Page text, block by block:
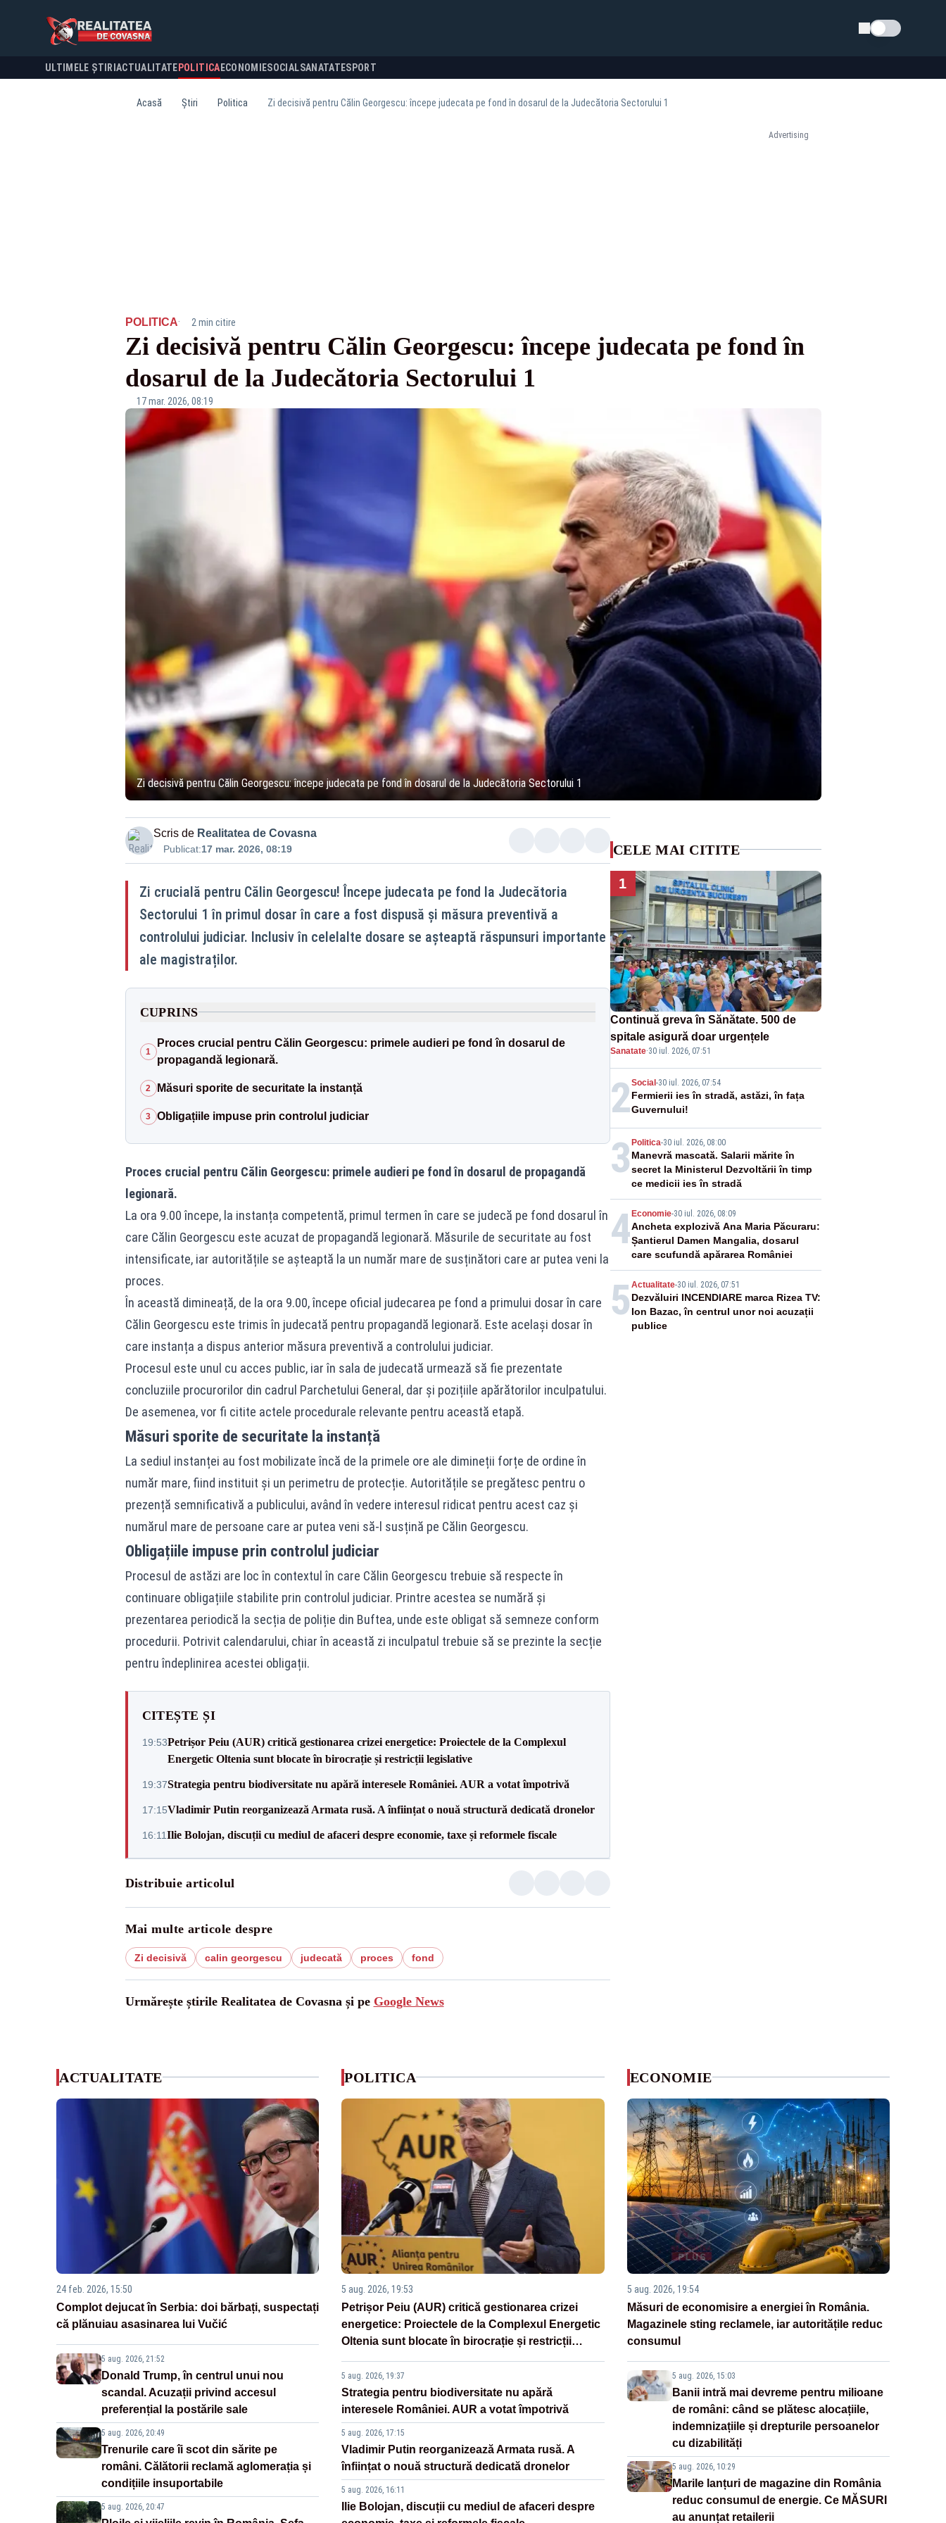
Schimba tema
ULTIMELE ȘTIRI ACTUALITATE POLITICA ECONOMIESOCIALSANATATESPORT
Acasă Știri Politica Zi decisivă pentru Călin Georgescu: începe judecata pe fond în dosarul de la Judecătoria Sectorului 1
Advertising
POLITICA· 2 min citire
Zi decisivă pentru Călin Georgescu: începe judecata pe fond în
dosarul de la Judecătoria Sectorului 1
17 mar. 2026, 08:19
Zi decisivă pentru Călin Georgescu: începe judecata pe fond în dosarul de la Judecătoria Sectorului 1
Scris de Realitatea de Covasna
Publicat:17 mar. 2026, 08:19
Zi crucială pentru Călin Georgescu! Începe judecata pe fond la Judecătoria
Sectorului 1 în primul dosar în care a fost dispusă și măsura preventivă a
controlului judiciar. Inclusiv în celelalte dosare se așteaptă răspunsuri importante
ale magistraților.
CUPRINS
1
Proces crucial pentru Călin Georgescu: primele audieri pe fond în dosarul de
propagandă legionară.
2 Măsuri sporite de securitate la instanță
3 Obligațiile impuse prin controlul judiciar
Proces crucial pentru Călin Georgescu: primele audieri pe fond în dosarul de propagandă
legionară.
La ora 9.00 începe, la instanța competentă, primul termen în care se judecă pe fond dosarul în
care Călin Georgescu este acuzat de propagandă legionară. Măsurile de securitate au fost
intensificate, iar autoritățile se așteaptă la un număr mare de susținători care ar putea veni la
proces.
În această dimineață, de la ora 9.00, începe oficial judecarea pe fond a primului dosar în care
Călin Georgescu este trimis în judecată pentru propagandă legionară. Este același dosar în
care instanța a dispus anterior măsura preventivă a controlului judiciar.
Procesul este unul cu acces public, iar în sala de judecată urmează să fie prezentate
concluziile procurorilor din cadrul Parchetului General, dar și pozițiile apărătorilor inculpatului.
De asemenea, vor fi citite actele procedurale relevante pentru această etapă.
Măsuri sporite de securitate la instanță
La sediul instanței au fost mobilizate încă de la primele ore ale dimineții forțe de ordine în
număr mare, fiind instituit și un perimetru de protecție. Autoritățile se pregătesc pentru o
prezență semnificativă a publicului, având în vedere interesul ridicat pentru acest caz și
numărul mare de persoane care ar putea veni să-l susțină pe Călin Georgescu.
Obligațiile impuse prin controlul judiciar
Procesul de astăzi are loc în contextul în care Călin Georgescu trebuie să respecte în
continuare obligațiile stabilite prin controlul judiciar. Printre acestea se numără și
prezentarea periodică la secția de poliție din Buftea, unde este obligat să semneze conform
procedurii. Potrivit calendarului, chiar în această zi inculpatul trebuie să se prezinte la secție
pentru îndeplinirea acestei obligații.
CITEȘTE ȘI
19:53Petrișor Peiu (AUR) critică gestionarea crizei energetice: Proiectele de la Complexul
Energetic Oltenia sunt blocate în birocrație și restricții legislative
19:37Strategia pentru biodiversitate nu apără interesele României. AUR a votat împotrivă
17:15Vladimir Putin reorganizează Armata rusă. A înființat o nouă structură dedicată dronelor
16:11Ilie Bolojan, discuții cu mediul de afaceri despre economie, taxe și reformele fiscale
Distribuie articolul
Mai multe articole despre
Zi decisivă calin georgescu judecată proces fond
Urmărește știrile Realitatea de Covasna și pe Google News
CELE MAI CITITE
1
Continuă greva în Sănătate. 500 de
spitale asigură doar urgențele
Sanatate·30 iul. 2026, 07:51
2Social-30 iul. 2026, 07:54
Fermierii ies în stradă, astăzi, în fața
Guvernului!
3 Politica-30 iul. 2026, 08:00
Manevră mascată. Salarii mărite în
secret la Ministerul Dezvoltării în timp
ce medicii ies în stradă
4Economie-30 iul. 2026, 08:09
Ancheta explozivă Ana Maria Păcuraru:
Șantierul Damen Mangalia, dosarul
care scufundă apărarea României
5 Actualitate-30 iul. 2026, 07:51
Dezvăluiri INCENDIARE marca Rizea TV:
Ion Bazac, în centrul unor noi acuzații
publice
ACTUALITATE
24 feb. 2026, 15:50
Complot dejucat în Serbia: doi bărbați, suspectați
că plănuiau asasinarea lui Vučić
5 aug. 2026, 21:52
Donald Trump, în centrul unui nou
scandal. Acuzații privind accesul
preferențial la postările sale
5 aug. 2026, 20:49
Trenurile care îi scot din sărite pe
români. Călătorii reclamă aglomerația și
condițiile insuportabile
5 aug. 2026, 20:47
POLITICA
5 aug. 2026, 19:53
Petrișor Peiu (AUR) critică gestionarea crizei
energetice: Proiectele de la Complexul Energetic
Oltenia sunt blocate în birocrație și restricții
5 aug. 2026, 19:37
Strategia pentru biodiversitate nu apără
interesele României. AUR a votat împotrivă
5 aug. 2026, 17:15
Vladimir Putin reorganizează Armata rusă. A
înființat o nouă structură dedicată dronelor
5 aug. 2026, 16:11
Ilie Bolojan, discuții cu mediul de afaceri despre
ECONOMIE
5 aug. 2026, 19:54
Măsuri de economisire a energiei în România.
Magazinele sting reclamele, iar autoritățile reduc
consumul
5 aug. 2026, 15:03
Banii intră mai devreme pentru milioane
de români: când se plătesc alocațiile,
indemnizațiile și drepturile persoanelor
cu dizabilități
5 aug. 2026, 10:29
Marile lanțuri de magazine din România
reduc consumul de energie. Ce MĂSURI
au anunțat retailerii